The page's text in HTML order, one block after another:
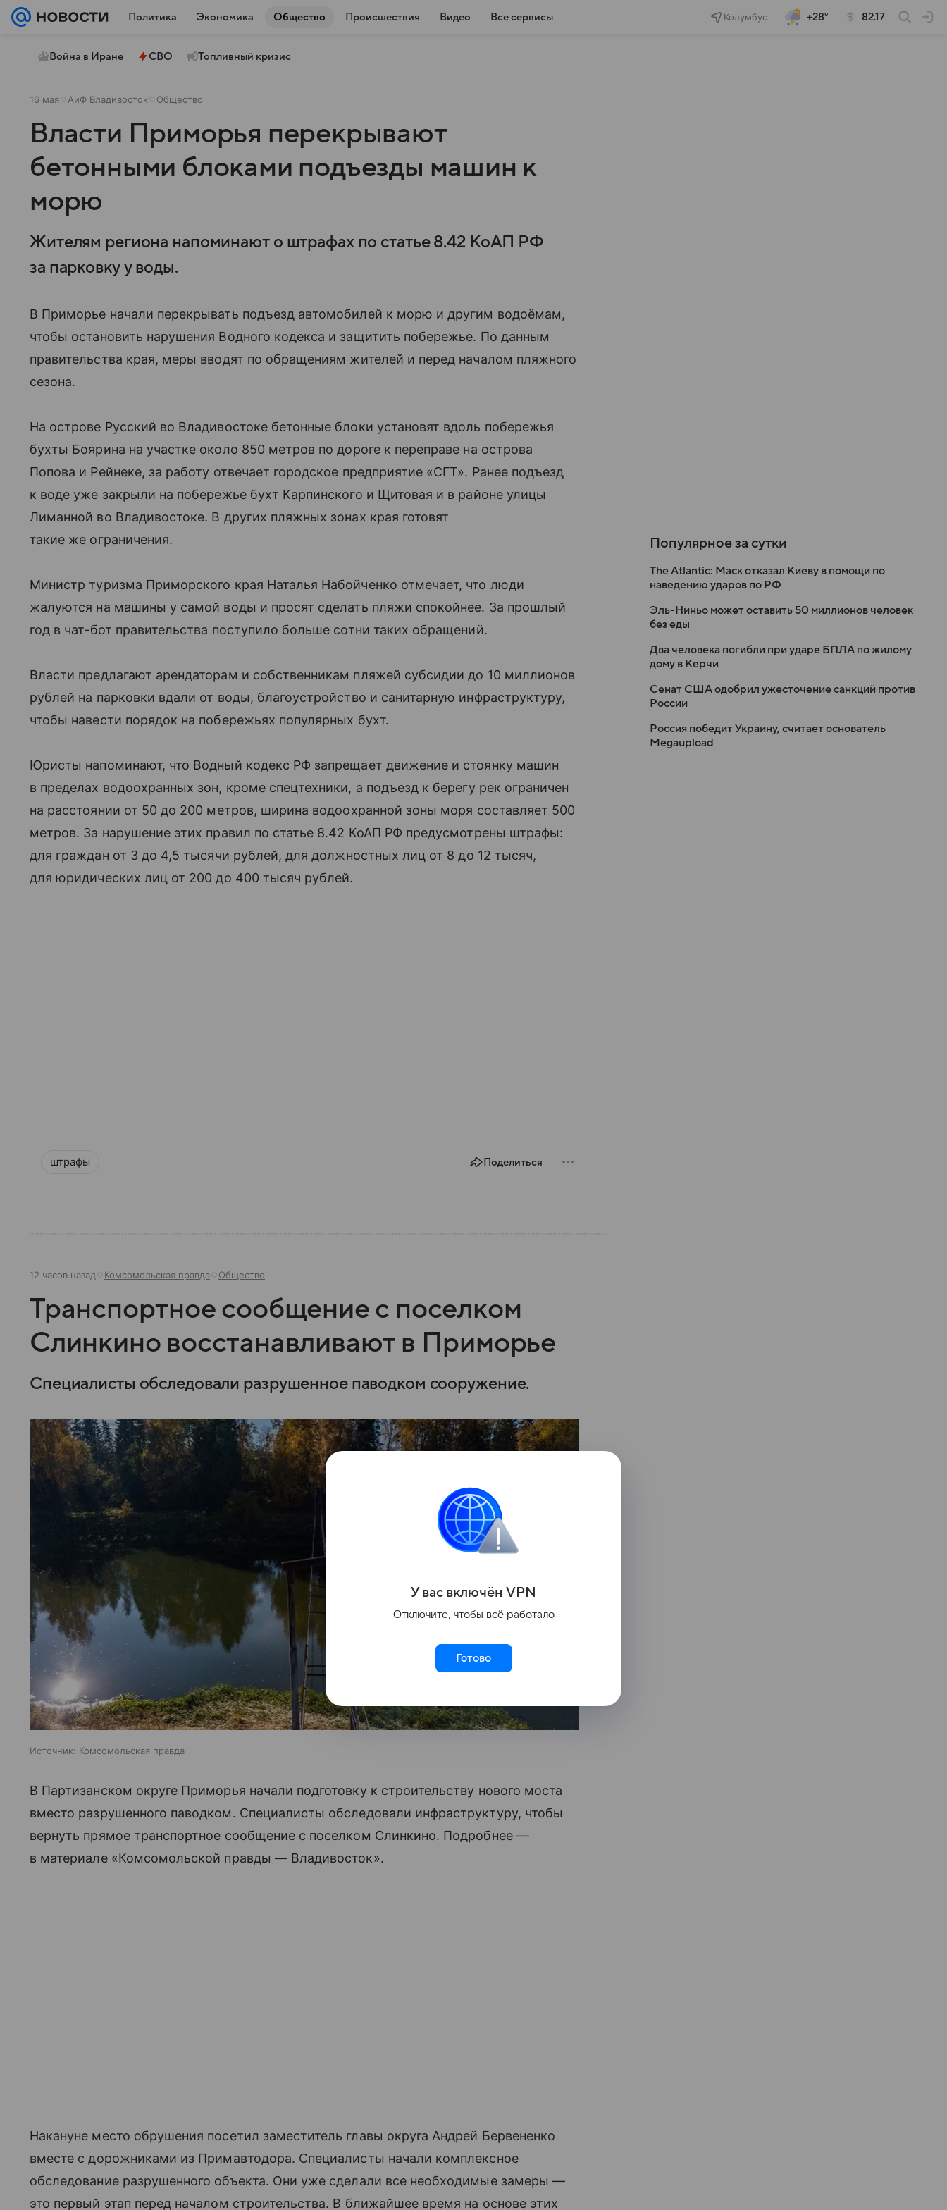
Политика Экономика Общество Происшествия Видео Все сервисы Колумбус +28° 82.17
Война в Иране СВО Топливный кризис
16 мая АиФ Владивосток Общество
Власти Приморья перекрывают
бетонными блоками подъезды машин к
морю
Жителям региона напоминают о штрафах по статье 8.42 КоАП РФ
за парковку у воды.
В Приморье начали перекрывать подъезд автомобилей к морю и другим водоёмам,
чтобы остановить нарушения Водного кодекса и защитить побережье. По данным
правительства края, меры вводят по обращениям жителей и перед началом пляжного
сезона.
На острове Русский во Владивостоке бетонные блоки установят вдоль побережья
бухты Боярина на участке около 850 метров по дороге к переправе на острова
Попова и Рейнеке, за работу отвечает городское предприятие «СГТ». Ранее подъезд
к воде уже закрыли на побережье бухт Карпинского и Щитовая и в районе улицы
Лиманной во Владивостоке. В других пляжных зонах края готовят
такие же ограничения.
Министр туризма Приморского края Наталья Набойченко отмечает, что люди
жалуются на машины у самой воды и просят сделать пляжи спокойнее. За прошлый
год в чат-бот правительства поступило больше сотни таких обращений.
Власти предлагают арендаторам и собственникам пляжей субсидии до 10 миллионов
рублей на парковки вдали от воды, благоустройство и санитарную инфраструктуру,
чтобы навести порядок на побережьях популярных бухт.
Юристы напоминают, что Водный кодекс РФ запрещает движение и стоянку машин
в пределах водоохранных зон, кроме спецтехники, а подъезд к берегу рек ограничен
на расстоянии от 50 до 200 метров, ширина водоохранной зоны моря составляет 500
метров. За нарушение этих правил по статье 8.42 КоАП РФ предусмотрены штрафы:
для граждан от 3 до 4,5 тысячи рублей, для должностных лиц от 8 до 12 тысяч,
для юридических лиц от 200 до 400 тысяч рублей.
штрафы Поделиться
12 часов назад Комсомольская правда Общество
Транспортное сообщение с поселком
Слинкино восстанавливают в Приморье
Специалисты обследовали разрушенное паводком сооружение.
Источник: Комсомольская правда
В Партизанском округе Приморья начали подготовку к строительству нового моста
вместо разрушенного паводком. Специалисты обследовали инфраструктуру, чтобы
вернуть прямое транспортное сообщение с поселком Слинкино. Подробнее —
в материале «Комсомольской правды — Владивосток».
Накануне место обрушения посетил заместитель главы округа Андрей Бервененко
вместе с дорожниками из Примавтодора. Специалисты начали комплексное
обследование разрушенного объекта. Они уже сделали все необходимые замеры —
это первый этап перед началом строительства. В ближайшее время на основе этих
Популярное за сутки
The Atlantic: Маск отказал Киеву в помощи по
наведению ударов по РФ
Эль-Ниньо может оставить 50 миллионов человек
без еды
Два человека погибли при ударе БПЛА по жилому
дому в Керчи
Сенат США одобрил ужесточение санкций против
России
Россия победит Украину, считает основатель
Megaupload
У вас включён VPN
Отключите, чтобы всё работало
Готово